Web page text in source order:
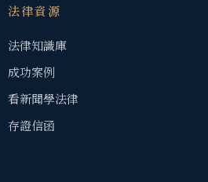
法律資源
法律知識庫
成功案例
看新聞學法律
存證信函